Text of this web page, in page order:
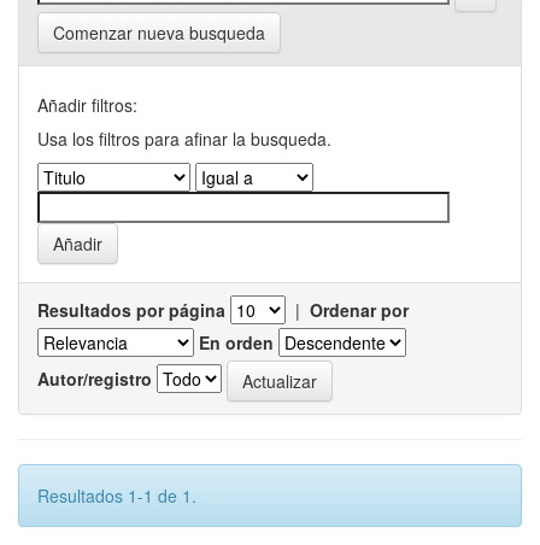
Comenzar nueva busqueda
Añadir filtros:
Usa los filtros para afinar la busqueda.
Resultados por página | Ordenar por
En orden
Autor/registro
Resultados 1-1 de 1.